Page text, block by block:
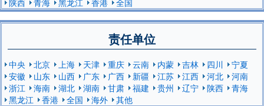
责任单位
中央 北京 上海 天津 重庆 云南 内蒙 吉林 四川
宁夏
安徽
山东 山西 广东 广西 新疆 江苏 江西 河北
河南
浙江
海南 湖北 湖南 甘肃 福建 贵州 辽宁 陕西
青海
黑龙江
香港 全国 海外 其他